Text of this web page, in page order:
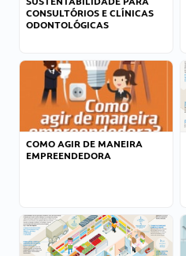
CONSULTÓRIOS E CLÍNICAS
ODONTOLÓGICAS
COMO AGIR DE MANEIRA
EMPREENDEDORA